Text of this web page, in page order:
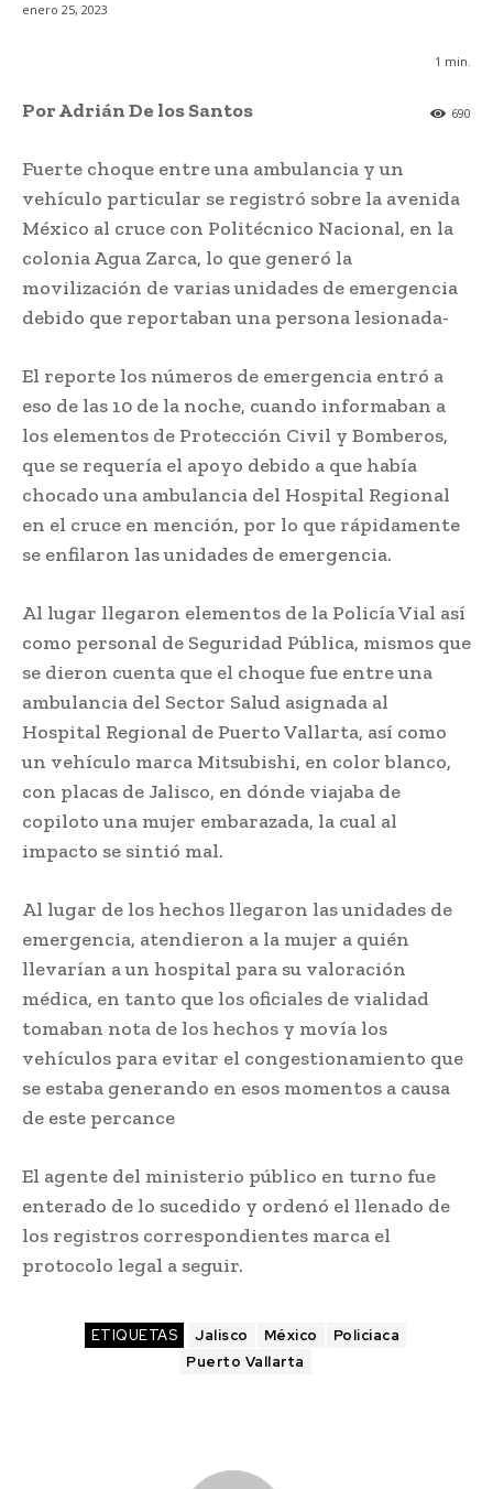
enero 25, 2023
1 min.
690
Por Adrián De los Santos
Fuerte choque entre una ambulancia y un
vehículo particular se registró sobre la avenida
México al cruce con Politécnico Nacional, en la
colonia Agua Zarca, lo que generó la
movilización de varias unidades de emergencia
debido que reportaban una persona lesionada-
El reporte los números de emergencia entró a
eso de las 10 de la noche, cuando informaban a
los elementos de Protección Civil y Bomberos,
que se requería el apoyo debido a que había
chocado una ambulancia del Hospital Regional
en el cruce en mención, por lo que rápidamente
se enfilaron las unidades de emergencia.
Al lugar llegaron elementos de la Policía Vial así
como personal de Seguridad Pública, mismos que
se dieron cuenta que el choque fue entre una
ambulancia del Sector Salud asignada al
Hospital Regional de Puerto Vallarta, así como
un vehículo marca Mitsubishi, en color blanco,
con placas de Jalisco, en dónde viajaba de
copiloto una mujer embarazada, la cual al
impacto se sintió mal.
Al lugar de los hechos llegaron las unidades de
emergencia, atendieron a la mujer a quién
llevarían a un hospital para su valoración
médica, en tanto que los oficiales de vialidad
tomaban nota de los hechos y movía los
vehículos para evitar el congestionamiento que
se estaba generando en esos momentos a causa
de este percance
El agente del ministerio público en turno fue
enterado de lo sucedido y ordenó el llenado de
los registros correspondientes marca el
protocolo legal a seguir.
ETIQUETAS Jalisco México
Policiaca
Puerto Vallarta